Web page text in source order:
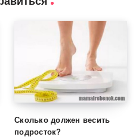
Сколько должен весить
подросток?